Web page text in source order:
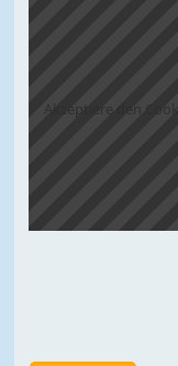
Akzeptiere den